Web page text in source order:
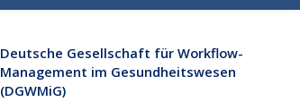
Deutsche Gesellschaft für Workflow-
Management im Gesundheitswesen
(DGWMiG)